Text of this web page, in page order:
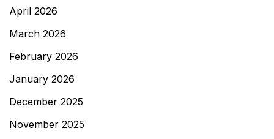
April 2026
March 2026
February 2026
January 2026
December 2025
November 2025